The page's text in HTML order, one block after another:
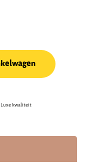
Luxe kwaliteit